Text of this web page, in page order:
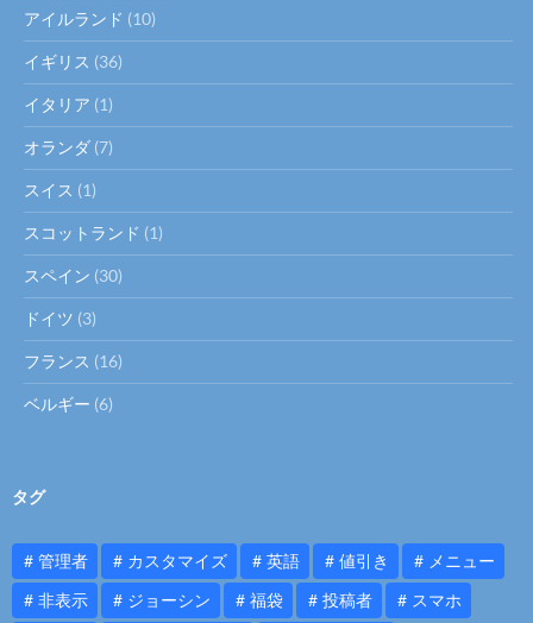
アイルランド (10)
イギリス (36)
イタリア (1)
オランダ (7)
スイス (1)
スコットランド (1)
スペイン (30)
ドイツ (3)
フランス (16)
ベルギー (6)
タグ
管理者 カスタマイズ 英語 値引き
メニュー
非表示
ジョーシン 福袋 投稿者 スマホ